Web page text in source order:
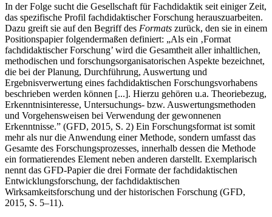
In der Folge sucht die Gesellschaft für Fachdidaktik seit einiger Zeit,
das spezifische Profil fachdidaktischer Forschung herauszuarbeiten.
Dazu greift sie auf den Begriff des Formats zurück, den sie in einem
Positionspapier folgendermaßen definiert: „Als ein ‚Format
fachdidaktischer Forschung’ wird die Gesamtheit aller inhaltlichen,
methodischen und forschungsorganisatorischen Aspekte bezeichnet,
die bei der Planung, Durchführung, Auswertung und
Ergebnisverwertung eines fachdidaktischen Forschungsvorhabens
beschrieben werden können [...]. Hierzu gehören u.a. Theoriebezug,
Erkenntnisinteresse, Untersuchungs- bzw. Auswertungsmethoden
und Vorgehensweisen bei Verwendung der gewonnenen
Erkenntnisse.” (GFD, 2015, S. 2) Ein Forschungsformat ist somit
mehr als nur die Anwendung einer Methode, sondern umfasst das
Gesamte des Forschungsprozesses, innerhalb dessen die Methode
ein formatierendes Element neben anderen darstellt. Exemplarisch
nennt das GFD-Papier die drei Formate der fachdidaktischen
Entwicklungsforschung, der fachdidaktischen
Wirksamkeitsforschung und der historischen Forschung (GFD,
2015, S. 5–11).